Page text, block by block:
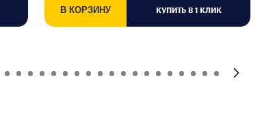
В КОРЗИНУ КУПИТЬ В 1 КЛИК